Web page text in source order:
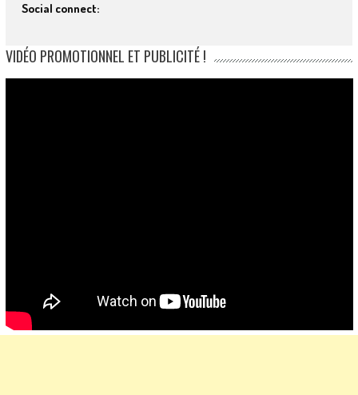
Social connect:
VIDÉO PROMOTIONNEL ET PUBLICITÉ !